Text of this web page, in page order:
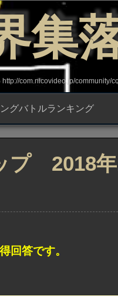
集
com.nicovideo.jp/community/
グバトルランキング
ップ
回答です。